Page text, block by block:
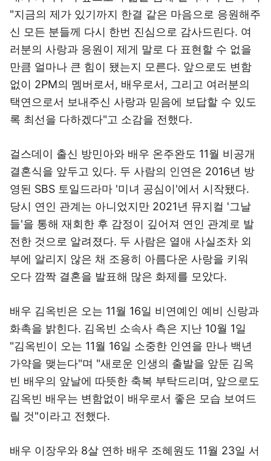
"지금의 제가 있기까지 한결 같은 마음으로 응원해주
신 모든 분들께 다시 한번 진심으로 감사드린다. 여
러분의 사랑과 응원이 제게 말로 다 표현할 수 없을
만큼 얼마나 큰 힘이 됐는지 모른다. 앞으로도 변함
없이 2PM의 멤버로서, 배우로서, 그리고 여러분의
택연으로서 보내주신 사랑과 믿음에 보답할 수 있도
록 최선을 다하겠다"고 소감을 전했다.
걸스데이 출신 방민아와 배우 온주완도 11월 비공개
결혼식을 앞두고 있다. 두 사람의 인연은 2016년 방
영된 SBS 토일드라마 '미녀 공심이'에서 시작됐다.
당시 연인 관계는 아니었지만 2021년 뮤지컬 '그날
들'을 통해 재회한 후 감정이 깊어져 연인 관계로 발
전한 것으로 알려졌다. 두 사람은 열애 사실조차 외
부에 알리지 않은 채 조용히 아름다운 사랑을 키워
오다 깜짝 결혼을 발표해 많은 화제를 모았다.
배우 김옥빈은 오는 11월 16일 비연예인 예비 신랑과
화촉을 밝힌다. 김옥빈 소속사 측은 지난 10월 1일
"김옥빈이 오는 11월 16일 소중한 인연을 만나 백년
가약을 맺는다"며 "새로운 인생의 출발을 앞둔 김옥
빈 배우의 앞날에 따뜻한 축복 부탁드리며, 앞으로도
김옥빈 배우는 변함없이 배우로서 좋은 모습 보여드
릴 것"이라고 전했다.
배우 이장우와 8살 연하 배우 조혜원도 11월 23일 서